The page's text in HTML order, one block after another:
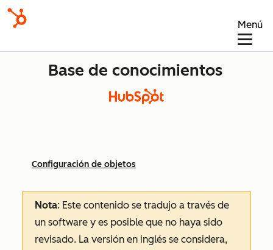
Menú
Base de conocimientos
Configuración de objetos
Nota: Este contenido se tradujo a través de
un software y es posible que no haya sido
revisado. La versión en inglés se considera,